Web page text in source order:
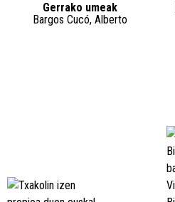
Gerrako umeak
Bargos Cucó, Alberto